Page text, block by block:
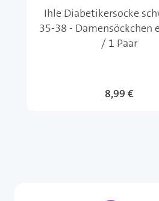
Ihle Diabetikersocke
35-38 - Damensöckchen
/ 1 Paar
8,99 €